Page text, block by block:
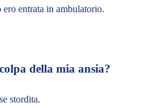
ero entrata in ambulatorio.
della mia ansia?
stordita.